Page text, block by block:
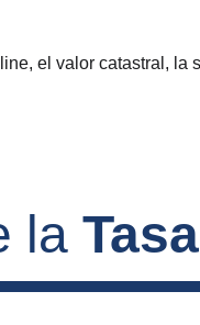
el valor catastral,
la